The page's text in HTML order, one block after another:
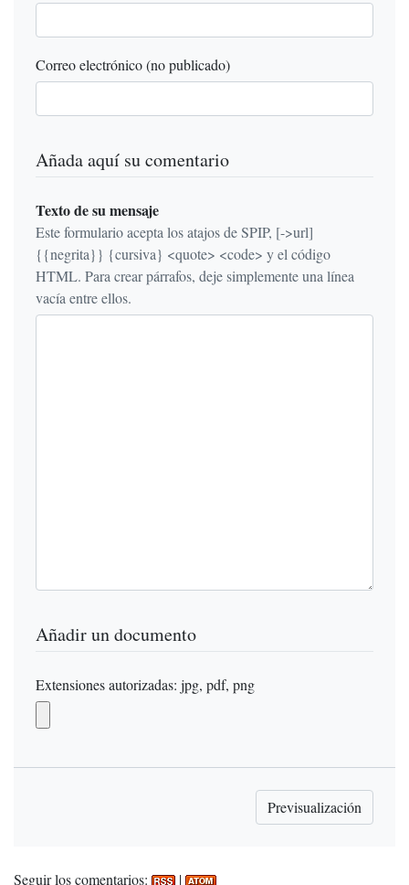
Correo electrónico (no publicado)
Añada aquí su comentario
Texto de su mensaje
Este formulario acepta los atajos de SPIP, [->url]
{{negrita}} {cursiva} <quote> <code> y el código
HTML. Para crear párrafos, deje simplemente una línea
vacía entre ellos.
Añadir un documento
Extensiones autorizadas: jpg, pdf, png
Seguir los comentarios: |